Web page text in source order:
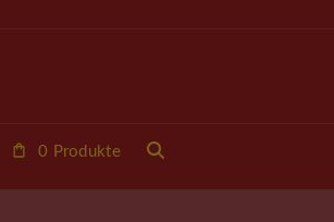
0 Produkte